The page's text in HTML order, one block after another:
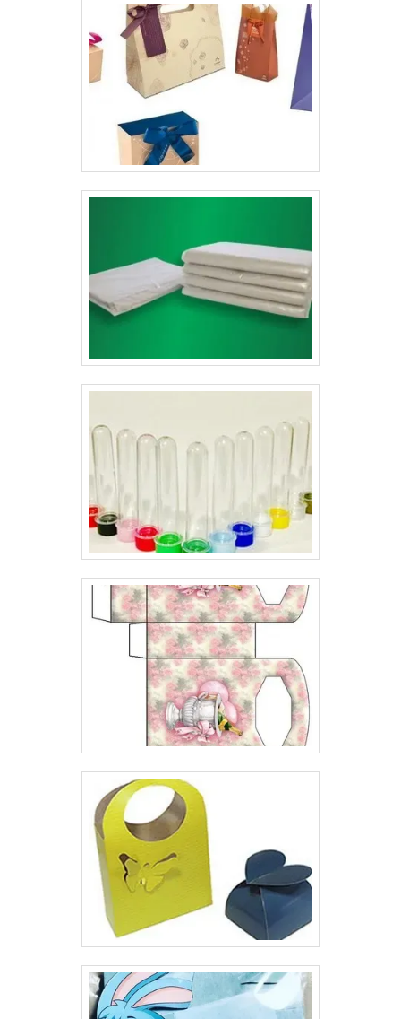
estão:Praticidade;Conveniência;Facilidade de
uso;Conforto;Segurança;Proteção ao produto.Uma
pesquisa mostrou ainda que entre produtos
semelhantes, o consumidor acaba preferindo o que
possui a embalagem mais atraente, bela e prática,
estando inclusive disposto a experimentar uma marca
nova se a embalagem desta possuir tais características,
já que isso está diretamente relacionado à valorização
da auto-estima do consumidor.As cartelas para
produtos infantis, higiene pessoal, cosméticos,
utilidades domésticas, papelaria, automotivos, pet shop,
componentes eletrônicos, encartelados e outros. A
cartela blister pode ser produzido em papel, duplex,
gramaturas, assim como a bolha..